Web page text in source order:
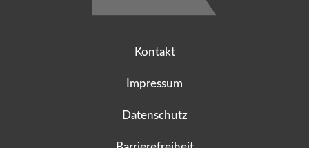
Kontakt
Impressum
Datenschutz